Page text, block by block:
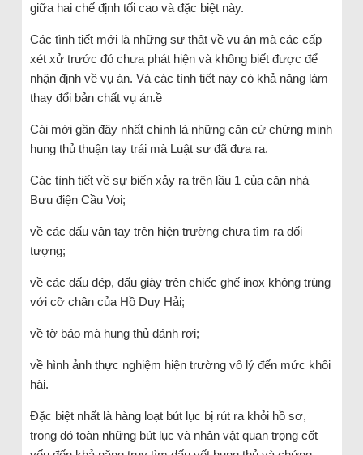
giữa hai chế định tối cao và đặc biệt này.
Các tình tiết mới là những sự thật về vụ án mà các cấp
xét xử trước đó chưa phát hiện và không biết được để
nhận định về vụ án. Và các tình tiết này có khả năng làm
thay đổi bản chất vụ án.ề
Cái mới gần đây nhất chính là những căn cứ chứng minh
hung thủ thuận tay trái mà Luật sư đã đưa ra.
Các tình tiết về sự biến xảy ra trên lầu 1 của căn nhà
Bưu điện Cầu Voi;
về các dấu vân tay trên hiện trường chưa tìm ra đối
tượng;
về các dấu dép, dấu giày trên chiếc ghế inox không trùng
với cỡ chân của Hồ Duy Hải;
về tờ báo mà hung thủ đánh rơi;
về hình ảnh thực nghiệm hiện trường vô lý đến mức khôi
hài.
Đặc biệt nhất là hàng loạt bút lục bị rút ra khỏi hồ sơ,
trong đó toàn những bút lục và nhân vật quan trọng cốt